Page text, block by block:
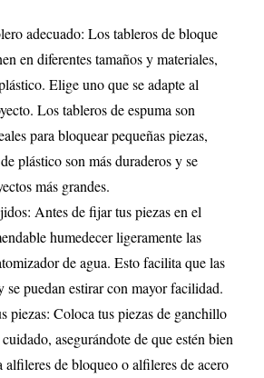
adecuado: Los tableros de bloque
en diferentes tamaños y materiales,
Elige uno que se adapte al
Los tableros de espuma son
para bloquear pequeñas piezas,
plástico son más duraderos y se
más grandes.
Antes de fijar tus piezas en el
humedecer ligeramente las
de agua. Esto facilita que las
se puedan estirar con mayor facilidad.
piezas: Coloca tus piezas de ganchillo
asegurándote de que estén bien
alfileres de bloqueo o alfileres de acero